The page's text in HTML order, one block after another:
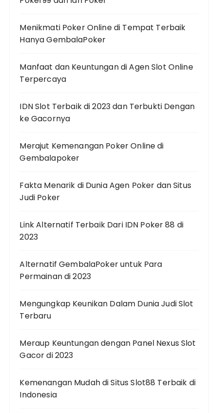
Menikmati Poker Online di Tempat Terbaik
Hanya GembalaPoker
Manfaat dan Keuntungan di Agen Slot Online
Terpercaya
IDN Slot Terbaik di 2023 dan Terbukti Dengan
ke Gacornya
Merajut Kemenangan Poker Online di
Gembalapoker
Fakta Menarik di Dunia Agen Poker dan Situs
Judi Poker
Link Alternatif Terbaik Dari IDN Poker 88 di
2023
Alternatif GembalaPoker untuk Para
Permainan di 2023
Mengungkap Keunikan Dalam Dunia Judi Slot
Terbaru
Meraup Keuntungan dengan Panel Nexus Slot
Gacor di 2023
Kemenangan Mudah di Situs Slot88 Terbaik di
Indonesia